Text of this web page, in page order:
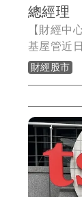
總經理
【財經中
基屋管近
議，身為
代表李文
訊息指出
在內部管
董事及總
營層。
財經股市